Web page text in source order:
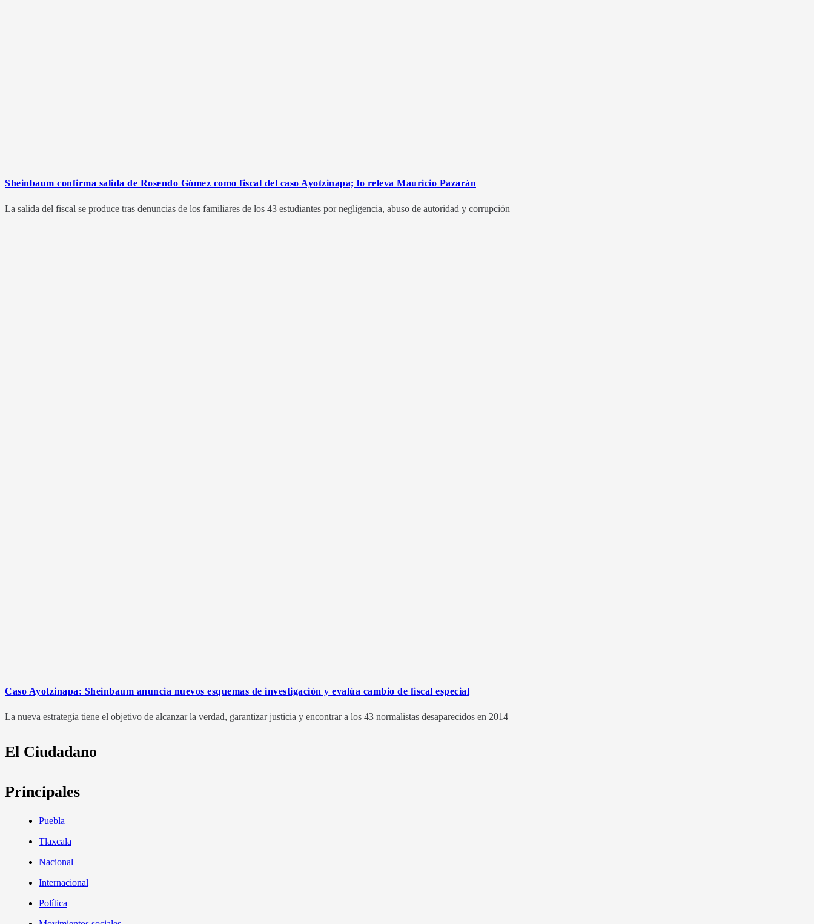
Sheinbaum confirma salida de Rosendo Gómez como fiscal del caso Ayotzinapa; lo releva Mauricio Pazarán
La salida del fiscal se produce tras denuncias de los familiares de los 43 estudiantes por negligencia, abuso de autoridad y corrupción
Caso Ayotzinapa: Sheinbaum anuncia nuevos esquemas de investigación y evalúa cambio de fiscal especial
La nueva estrategia tiene el objetivo de alcanzar la verdad, garantizar justicia y encontrar a los 43 normalistas desaparecidos en 2014
El Ciudadano
Principales
Puebla
Tlaxcala
Nacional
Internacional
Política